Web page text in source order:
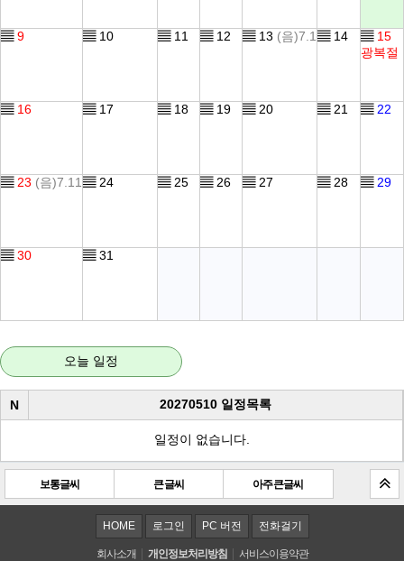
▤ 9 ▤ 10 ▤ 11 ▤ 12 ▤ 13 (음)7.1 ▤ 14 ▤ 15
광복절
▤ 16 ▤ 17 ▤ 18 ▤ 19 ▤ 20 ▤ 21 ▤ 22
▤ 23 (음)7.11 ▤ 24 ▤ 25 ▤ 26 ▤ 27 ▤ 28 ▤ 29
▤ 30 ▤ 31
오늘 일정
N 20270510 일정목록
일정이 없습니다.
보통글씨 큰 글씨 아주 큰 글씨
HOME 로그인 PC 버전 전화걸기
회사소개 개인정보처리방침 서비스이용약관